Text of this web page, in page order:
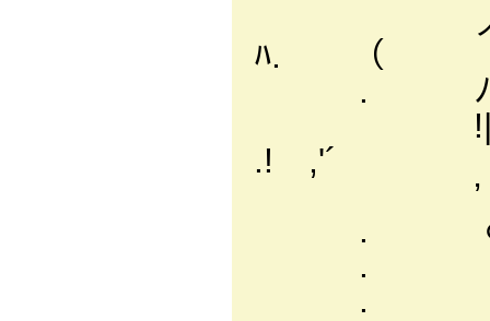
ノ /
ﾊ. （
. ﾉﾊハ
!|┬ ┬
.! ,'´
’ 、 - ,
. ⊂}ﾞ
. i´
. 〈_,